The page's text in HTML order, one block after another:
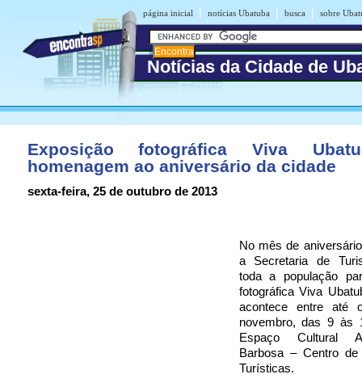
página inicial | notícias Ubatuba | busca | sobre
Notícias da Cidade de
Exposição fotográfica Viva
homenagem ao aniversário da cidade
sexta-feira, 25 de outubro de 2013
No mês de
a Secretaria de
toda a população
fotográfica Viva
acontece entre até
novembro, das 9 às
Espaço Cultural
Barbosa – Centro de
Turísticas.